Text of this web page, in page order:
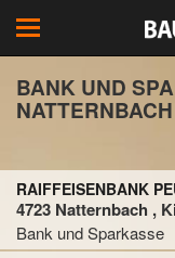
Toggle
navigation
BANK UND
NATTERNBACH
RAIFFEISENBANK
4723 Natternbach ,
Bank und Sparkasse